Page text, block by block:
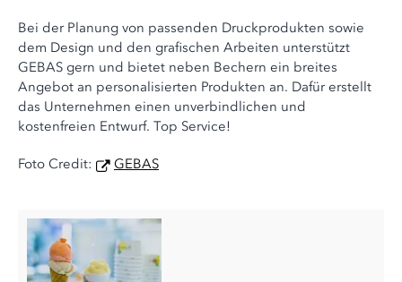
Bei der Planung von passenden Druckprodukten sowie
dem Design und den grafischen Arbeiten unterstützt
GEBAS gern und bietet neben Bechern ein breites
Angebot an personalisierten Produkten an. Dafür erstellt
das Unternehmen einen unverbindlichen und
kostenfreien Entwurf. Top Service!
Foto Credit: GEBAS